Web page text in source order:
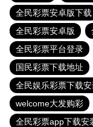
全民彩票安卓版下载
全民彩票安卓版
全民彩票平台登录
国民彩票下载地址
全民娱乐彩票下载安
welcome大发购彩
全民彩票app下载安